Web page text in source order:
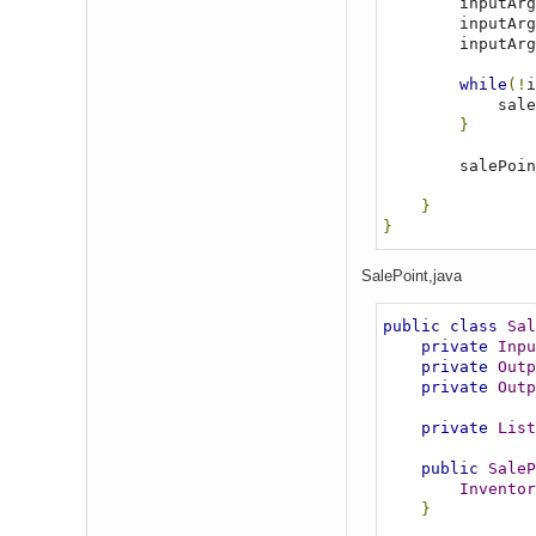
while (!
}
}
}
SalePoint,java
public class
private
private
private
private List
public
}